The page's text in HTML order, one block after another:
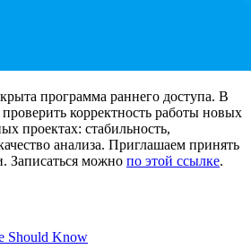
программа раннего доступа. В
корректность работы новых
проектах: стабильность,
анализа. Приглашаем принять
Записаться можно по этой ссылке.
Should Know